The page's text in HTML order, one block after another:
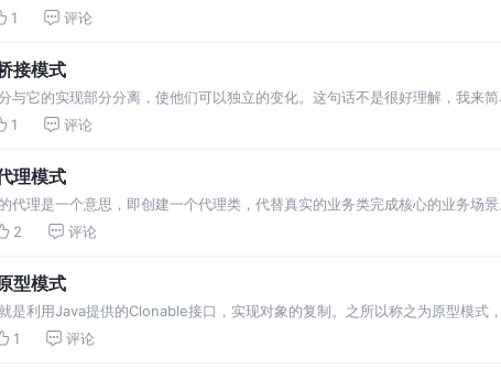
1 评论
接模式
与它的实现部分分离，使他们可以独立的变化。这句话不是很好理解，我来
1 评论
理模式
代理是一个意思，即创建一个代理类，代替真实的业务类完成核心的业务场
时，执行一些记录操作，类似于我们经常使
2 评论
型模式
是利用Java提供的Clonable接口，实现对象的复制。之所以称之为原型模式
较复杂的时候，我们可以直接
1 评论